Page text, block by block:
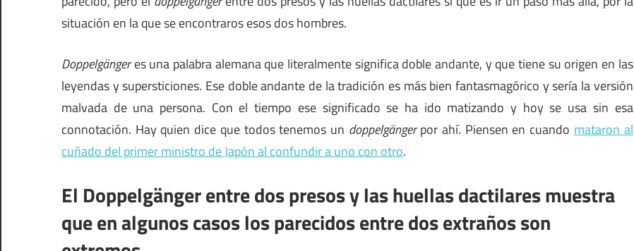
situación en la que se encontraros esos dos hombres.
Doppelgängeres una palabra alemana que literalmente significa doble andante, y que tiene su origen en las
leyendas y supersticiones. Ese doble andante de la tradición es más bien fantasmagórico y sería la versión
malvada de una persona. Con el tiempo ese significado se ha ido matizando y hoy se usa sin esa
connotación. Hay quien dice que todos tenemos un doppelgängerpor ahí. Piensen en cuando mataron al
cuñado del primer ministro de Japón al confundir a uno con otro.
El Doppelgänger entre dos presos y las huellas dactilares muestra
que en algunos casos los parecidos entre dos extraños son